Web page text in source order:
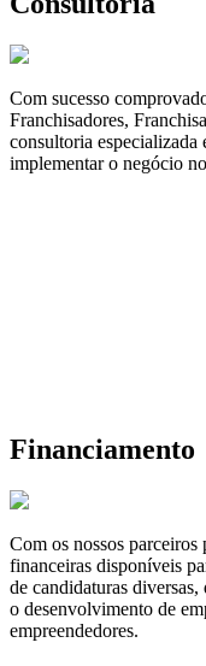
Com sucesso
Franchisadores,
consultoria especializada
implementar o negócio
Financiamento
Com os nossos parceiros
financeiras disponíveis
de candidaturas
o desenvolvimento de
empreendedores.